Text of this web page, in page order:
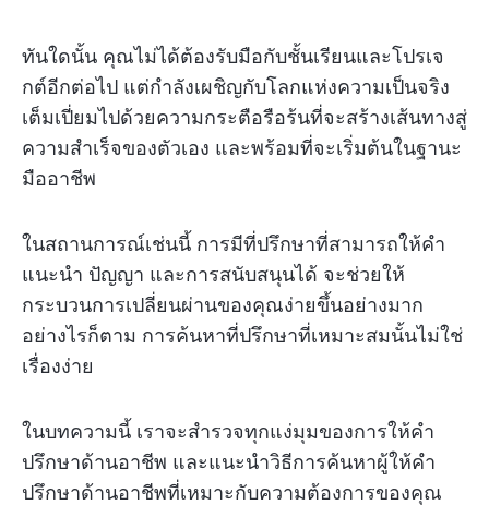
ทันใดนั้น คุณไม่ได้ต้องรับมือกับชั้นเรียนและโปรเจ
กต์อีกต่อไป แต่กำลังเผชิญกับโลกแห่งความเป็นจริง
เต็มเปี่ยมไปด้วยความกระตือรือร้นที่จะสร้างเส้นทางสู่
ความสำเร็จของตัวเอง และพร้อมที่จะเริ่มต้นในฐานะ
มืออาชีพ
ในสถานการณ์เช่นนี้ การมีที่ปรึกษาที่สามารถให้คำ
แนะนำ ปัญญา และการสนับสนุนได้ จะช่วยให้
กระบวนการเปลี่ยนผ่านของคุณง่ายขึ้นอย่างมาก
อย่างไรก็ตาม การค้นหาที่ปรึกษาที่เหมาะสมนั้นไม่ใช่
เรื่องง่าย
ในบทความนี้ เราจะสำรวจทุกแง่มุมของการให้คำ
ปรึกษาด้านอาชีพ และแนะนำวิธีการค้นหาผู้ให้คำ
ปรึกษาด้านอาชีพที่เหมาะกับความต้องการของคุณ